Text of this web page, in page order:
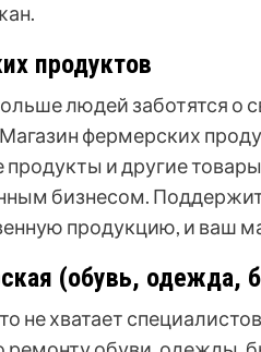
продуктов
людей заботятся о
фермерских
и другие
бизнесом.
продукцию, и ваш
(обувь, одежда,
не хватает